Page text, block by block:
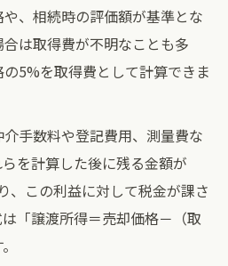
、相続時の評価額が基準とな
は取得費が不明なことも多
5%を取得費として計算できま
手数料や登記費用、測量費な
を計算した後に残る金額が
、この利益に対して税金が課さ
「譲渡所得＝売却価格－（取